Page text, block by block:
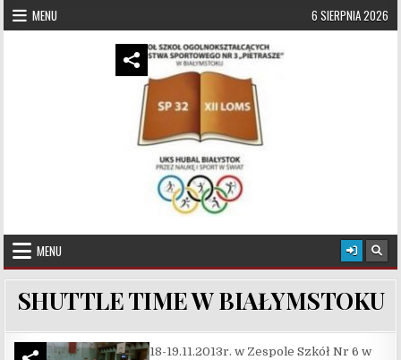
Skip to content
MENU 6 SIERPNIA 2026
UKS Hubal Białystok
MENU
SHUTTLE TIME W BIAŁYMSTOKU
18-19.11.2013r. w Zespole Szkół Nr 6 w